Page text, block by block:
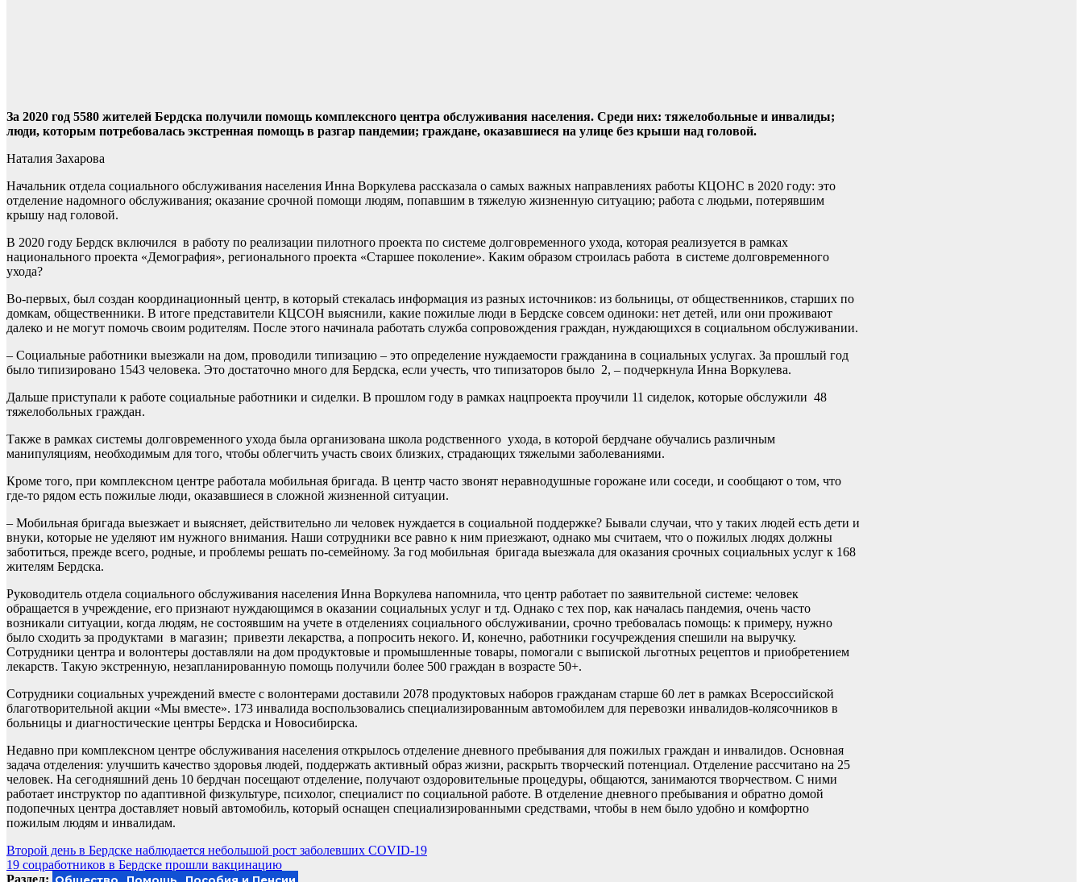
За 2020 год 5580 жителей Бердска получили помощь комплексного центра обслуживания населения. Среди них: тяжелобольные и инвалиды;
люди, которым потребовалась экстренная помощь в разгар пандемии; граждане, оказавшиеся на улице без крыши над головой.
Наталия Захарова
Начальник отдела социального обслуживания населения Инна Воркулева рассказала о самых важных направлениях работы КЦОНС в 2020 году: это
отделение надомного обслуживания; оказание срочной помощи людям, попавшим в тяжелую жизненную ситуацию; работа с людьми, потерявшим
крышу над головой.
В 2020 году Бердск включился в работу по реализации пилотного проекта по системе долговременного ухода, которая реализуется в рамках
национального проекта «Демография», регионального проекта «Старшее поколение». Каким образом строилась работа в системе долговременного
ухода?
Во-первых, был создан координационный центр, в который стекалась информация из разных источников: из больницы, от общественников, старших по
домкам, общественники. В итоге представители КЦСОН выяснили, какие пожилые люди в Бердске совсем одиноки: нет детей, или они проживают
далеко и не могут помочь своим родителям. После этого начинала работать служба сопровождения граждан, нуждающихся в социальном обслуживании.
– Социальные работники выезжали на дом, проводили типизацию – это определение нуждаемости гражданина в социальных услугах. За прошлый год
было типизировано 1543 человека. Это достаточно много для Бердска, если учесть, что типизаторов было 2, – подчеркнула Инна Воркулева.
Дальше приступали к работе социальные работники и сиделки. В прошлом году в рамках нацпроекта проучили 11 сиделок, которые обслужили 48
тяжелобольных граждан.
Также в рамках системы долговременного ухода была организована школа родственного ухода, в которой бердчане обучались различным
манипуляциям, необходимым для того, чтобы облегчить участь своих близких, страдающих тяжелыми заболеваниями.
Кроме того, при комплексном центре работала мобильная бригада. В центр часто звонят неравнодушные горожане или соседи, и сообщают о том, что
где-то рядом есть пожилые люди, оказавшиеся в сложной жизненной ситуации.
– Мобильная бригада выезжает и выясняет, действительно ли человек нуждается в социальной поддержке? Бывали случаи, что у таких людей есть дети и
внуки, которые не уделяют им нужного внимания. Наши сотрудники все равно к ним приезжают, однако мы считаем, что о пожилых людях должны
заботиться, прежде всего, родные, и проблемы решать по-семейному. За год мобильная бригада выезжала для оказания срочных социальных услуг к 168
жителям Бердска.
Руководитель отдела социального обслуживания населения Инна Воркулева напомнила, что центр работает по заявительной системе: человек
обращается в учреждение, его признают нуждающимся в оказании социальных услуг и тд. Однако с тех пор, как началась пандемия, очень часто
возникали ситуации, когда людям, не состоявшим на учете в отделениях социального обслуживании, срочно требовалась помощь: к примеру, нужно
было сходить за продуктами в магазин; привезти лекарства, а попросить некого. И, конечно, работники госучреждения спешили на выручку.
Сотрудники центра и волонтеры доставляли на дом продуктовые и промышленные товары, помогали с выпиской льготных рецептов и приобретением
лекарств. Такую экстренную, незапланированную помощь получили более 500 граждан в возрасте 50+.
Сотрудники социальных учреждений вместе с волонтерами доставили 2078 продуктовых наборов гражданам старше 60 лет в рамках Всероссийской
благотворительной акции «Мы вместе». 173 инвалида воспользовались специализированным автомобилем для перевозки инвалидов-колясочников в
больницы и диагностические центры Бердска и Новосибирска.
Недавно при комплексном центре обслуживания населения открылось отделение дневного пребывания для пожилых граждан и инвалидов. Основная
задача отделения: улучшить качество здоровья людей, поддержать активный образ жизни, раскрыть творческий потенциал. Отделение рассчитано на 25
человек. На сегодняшний день 10 бердчан посещают отделение, получают оздоровительные процедуры, общаются, занимаются творчеством. С ними
работает инструктор по адаптивной физкультуре, психолог, специалист по социальной работе. В отделение дневного пребывания и обратно домой
подопечных центра доставляет новый автомобиль, который оснащен специализированными средствами, чтобы в нем было удобно и комфортно
пожилым людям и инвалидам.
Навигация
по
Второй день в Бердске наблюдается небольшой рост заболевших COVID-19
19 соцработников в Бердске прошли вакцинацию
Раздел: